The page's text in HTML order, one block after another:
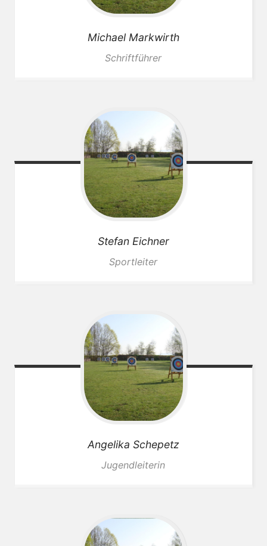
Michael Markwirth
Schriftführer
Stefan Eichner
Sportleiter
Angelika Schepetz
Jugendleiterin